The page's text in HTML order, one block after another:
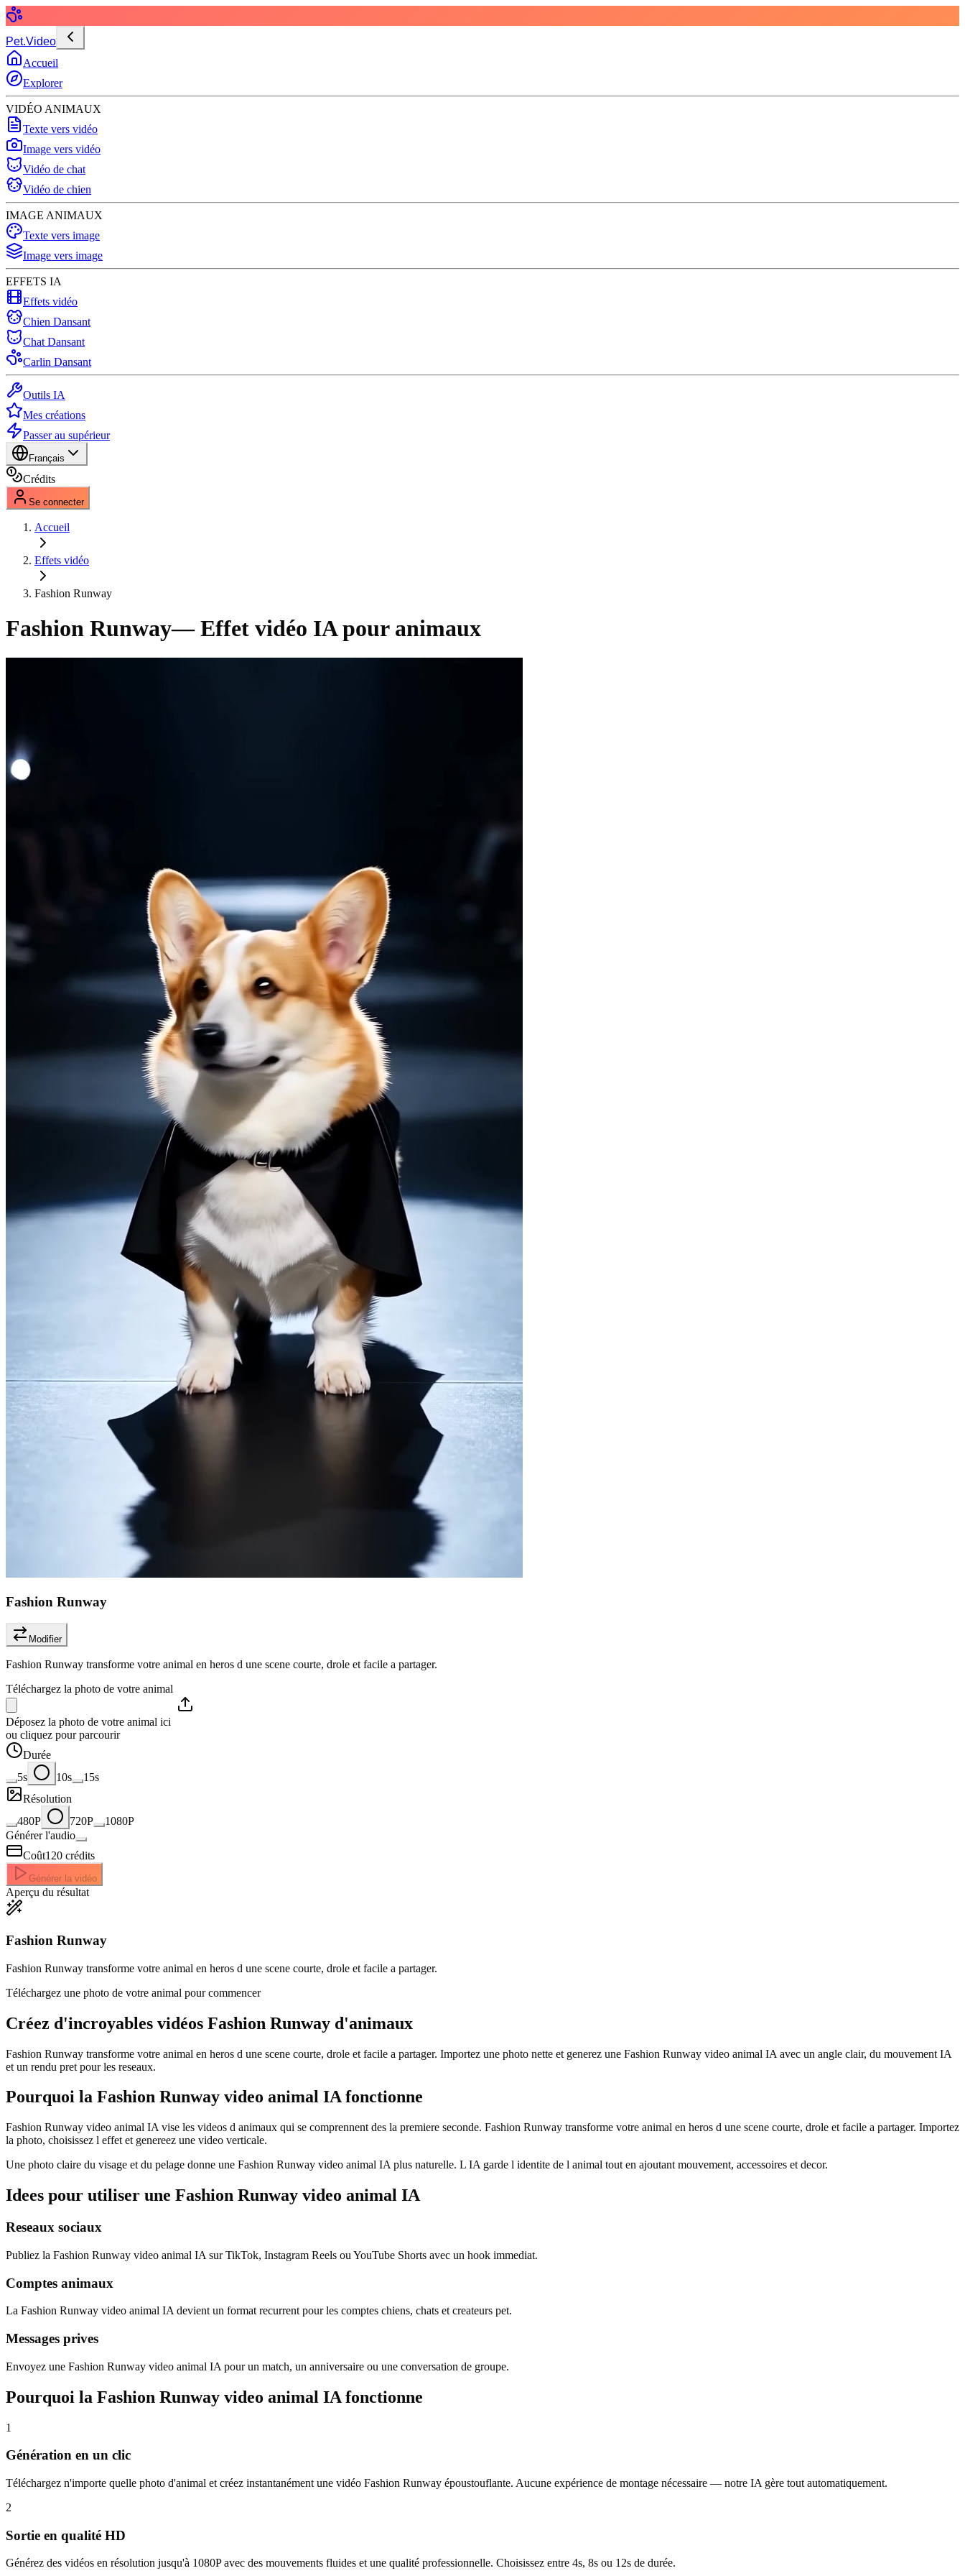
Pet.Video
Accueil
Explorer
VIDÉO ANIMAUX
Texte vers vidéo
Image vers vidéo
Vidéo de chat
Vidéo de chien
IMAGE ANIMAUX
Texte vers image
Image vers image
EFFETS IA
Effets vidéo
Chien Dansant
Chat Dansant
Carlin Dansant
Outils IA
Mes créations
Passer au supérieur
Français
Crédits
Se connecter
Accueil
Effets vidéo
Fashion Runway
Fashion Runway— Effet vidéo IA pour animaux
Fashion Runway
Modifier
Fashion Runway transforme votre animal en heros d une scene courte, drole et facile a partager.
Téléchargez la photo de votre animal
Déposez la photo de votre animal ici
ou cliquez pour parcourir
Durée
5s
10s
15s
Résolution
480P
720P
1080P
Générer l'audio
Coût120 crédits
Générer la vidéo
Aperçu du résultat
Fashion Runway
Fashion Runway transforme votre animal en heros d une scene courte, drole et facile a partager.
Téléchargez une photo de votre animal pour commencer
Créez d'incroyables vidéos Fashion Runway d'animaux
Fashion Runway transforme votre animal en heros d une scene courte, drole et facile a partager. Importez une photo nette et generez une Fashion Runway video animal IA avec un angle clair, du mouvement IA
et un rendu pret pour les reseaux.
Pourquoi la Fashion Runway video animal IA fonctionne
Fashion Runway video animal IA vise les videos d animaux qui se comprennent des la premiere seconde. Fashion Runway transforme votre animal en heros d une scene courte, drole et facile a partager. Importez
la photo, choisissez l effet et genereez une video verticale.
Une photo claire du visage et du pelage donne une Fashion Runway video animal IA plus naturelle. L IA garde l identite de l animal tout en ajoutant mouvement, accessoires et decor.
Idees pour utiliser une Fashion Runway video animal IA
Reseaux sociaux
Publiez la Fashion Runway video animal IA sur TikTok, Instagram Reels ou YouTube Shorts avec un hook immediat.
Comptes animaux
La Fashion Runway video animal IA devient un format recurrent pour les comptes chiens, chats et createurs pet.
Messages prives
Envoyez une Fashion Runway video animal IA pour un match, un anniversaire ou une conversation de groupe.
Pourquoi la Fashion Runway video animal IA fonctionne
1
Génération en un clic
Téléchargez n'importe quelle photo d'animal et créez instantanément une vidéo Fashion Runway époustouflante. Aucune expérience de montage nécessaire — notre IA gère tout automatiquement.
2
Sortie en qualité HD
Générez des vidéos en résolution jusqu'à 1080P avec des mouvements fluides et une qualité professionnelle. Choisissez entre 4s, 8s ou 12s de durée.